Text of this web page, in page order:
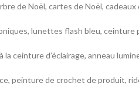
de Noël, cartes de Noël, cadeaux
lunettes flash bleu, ceinture
la ceinture d’éclairage, anneau
peinture de crochet de produit,